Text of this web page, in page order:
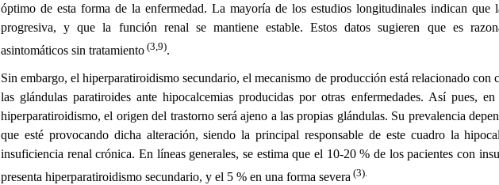
óptimo de esta forma de la enfermedad. La mayoría de los estudios longitudinales indican que
progresiva, y que la función renal se mantiene estable. Estos datos sugieren que es
asintomáticos sin tratamiento (3,9).
Sin embargo, el hiperparatiroidismo secundario, el mecanismo de producción está relacionado con
las glándulas paratiroides ante hipocalcemias producidas por otras enfermedades. Así pues,
hiperparatiroidismo, el origen del trastorno será ajeno a las propias glándulas. Su prevalencia
que esté provocando dicha alteración, siendo la principal responsable de este cuadro la
insuficiencia renal crónica. En líneas generales, se estima que el 10-20 % de los pacientes con
presenta hiperparatiroidismo secundario, y el 5 % en una forma severa (3).